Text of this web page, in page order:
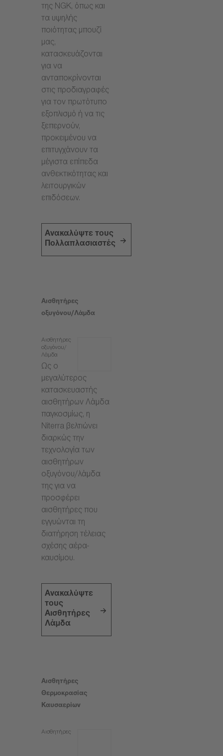
της NGK, όπως και
τα υψηλής
ποιότητας μπουζί
μας,
κατασκευάζονται
για να
ανταποκρίνονται
στις προδιαγραφές
για τον πρωτότυπο
εξοπλισμό ή να τις
ξεπερνούν,
προκειμένου να
επιτυγχάνουν τα
μέγιστα επίπεδα
ανθεκτικότητας και
λειτουργικών
επιδόσεων.
Ανακαλύψτε τους
Πολλαπλασιαστές
Αισθητήρες
οξυγόνου/Λάμδα
Αισθητήρες
οξυγόνου/
Λάμδα
Ως ο
μεγαλύτερος
κατασκευαστής
αισθητήρων Λάμδα
παγκοσμίως, η
Niterra βελτιώνει
διαρκώς την
τεχνολογία των
αισθητήρων
οξυγόνου/λάμδα
της για να
προσφέρει
αισθητήρες που
εγγυώνται τη
διατήρηση τέλειας
σχέσης αέρα-
καυσίμου.
Ανακαλύψτε
τους
Αισθητήρες
Λάμδα
Αισθητήρες
Θερμοκρασίας
Καυσαερίων
Αισθητήρες